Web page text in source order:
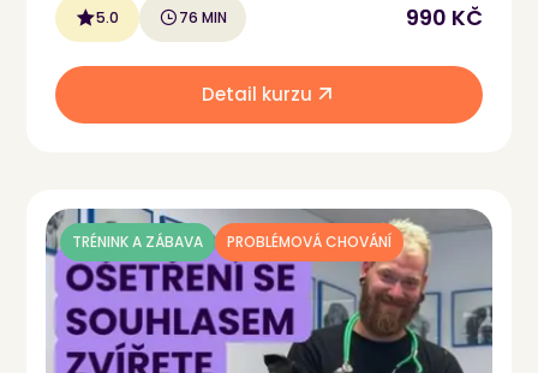
5.0 76 MIN 990 KČ
Detail kurzu
TRÉNINK A ZÁBAVA PROBLÉMOVÁ CHOVÁNÍ